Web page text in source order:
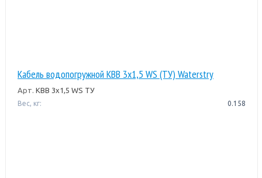
Кабель водопогружной КВВ 3х1,5 WS (ТУ) Waterstry
Арт. КВВ 3х1,5 WS ТУ
Вес, кг: 0.158